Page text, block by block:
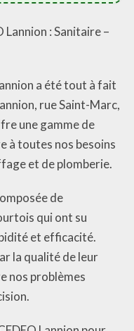
Lannion : Sanitaire –
a été tout à fait
rue Saint-Marc,
une gamme de
à toutes nos besoins
et de plomberie.
de
qui ont su
et efficacité.
la qualité de leur
nos problèmes